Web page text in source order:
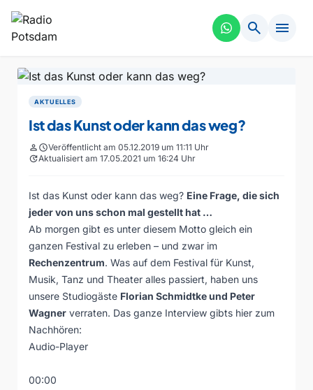
search menu
AKTUELLES
Ist das Kunst oder kann das weg?
personscheduleVeröffentlicht am 05.12.2019 um 11:11 Uhr
updateAktualisiert am 17.05.2021 um 16:24 Uhr
Ist das Kunst oder kann das weg? Eine Frage, die sich
jeder von uns schon mal gestellt hat …
Ab morgen gibt es unter diesem Motto gleich ein
ganzen Festival zu erleben – und zwar im
Rechenzentrum. Was auf dem Festival für Kunst,
Musik, Tanz und Theater alles passiert, haben uns
unsere Studiogäste Florian Schmidtke und Peter
Wagner verraten. Das ganze Interview gibts hier zum
Nachhören:
Audio-Player
00:00